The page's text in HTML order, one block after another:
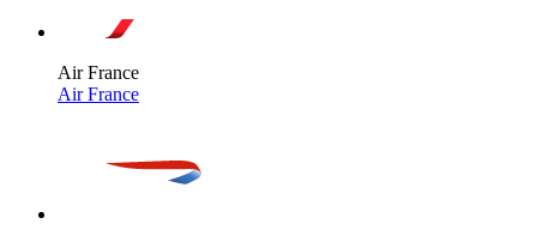
Air France
Air France